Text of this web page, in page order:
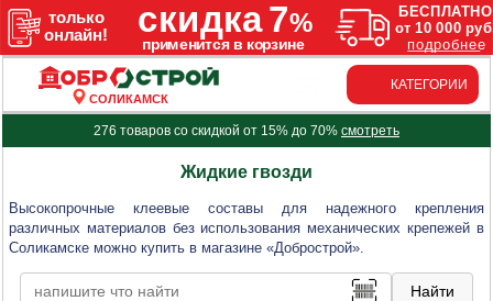
СОЛИКАМСК
КАТЕГОРИИ
276 товаров со скидкой от 15% до 70% смотреть
Жидкие гвозди
Высокопрочные клеевые составы для надежного крепления
различных материалов без использования механических крепежей в
Соликамске можно купить в магазине «Добрострой».